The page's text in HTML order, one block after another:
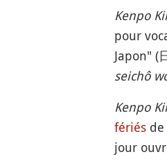
Kenpo
pour
Japon" (
seichô
Kenpo
fériésde
jour